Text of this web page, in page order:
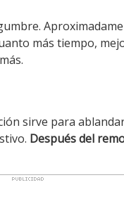
más tiempo,
sirve para
Después del